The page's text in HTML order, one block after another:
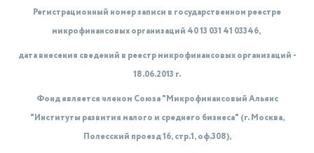
Регистрационный номер записи в государственном реестре
микрофинансовых организаций 40 13 031 41 03346,
дата внесения сведений в реестр микрофинансовых организаций -
18.06.2013 г.
Фонд является членом Союза "Микрофинансовый Альянс
"Институты развития малого и среднего бизнеса" (г. Москва,
Полесский проезд 16, стр.1, оф.308),